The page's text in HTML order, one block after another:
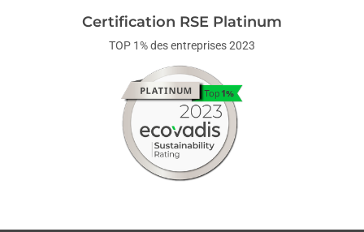
Certification RSE Platinum
TOP 1% des entreprises 2023